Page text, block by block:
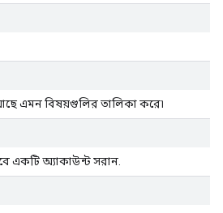
এমন বিষয়গুলির তালিকা করে৷
একটি অ্যাকাউন্ট সরান.